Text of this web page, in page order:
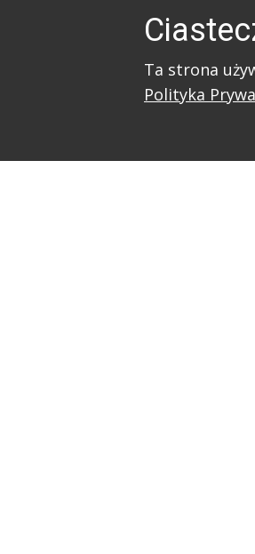
Ta strona
Polityka